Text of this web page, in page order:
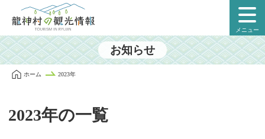
ス
キ
メニュー
お知らせ
ホーム 2023年
2023年の一覧